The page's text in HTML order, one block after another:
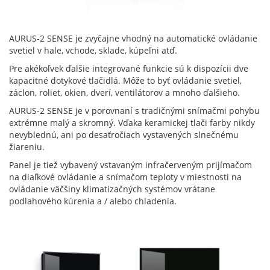
AURUS-2 SENSE je zvyčajne vhodný na automatické ovládanie
svetiel v hale, vchode, sklade, kúpeľni atď.
Pre akékoľvek ďalšie integrované funkcie sú k dispozícii dve
kapacitné dotykové tlačidlá. Môže to byť ovládanie svetiel,
záclon, roliet, okien, dverí, ventilátorov a mnoho ďalšieho.
AURUS-2 SENSE je v porovnaní s tradičnými snímačmi pohybu
extrémne malý a skromný. Vďaka keramickej tlači farby nikdy
nevyblednú, ani po desaťročiach vystavených slnečnému
žiareniu.
Panel je tiež vybavený vstavaným infračerveným prijímačom
na diaľkové ovládanie a snímačom teploty v miestnosti na
ovládanie väčšiny klimatizačných systémov vrátane
podlahového kúrenia a / alebo chladenia.